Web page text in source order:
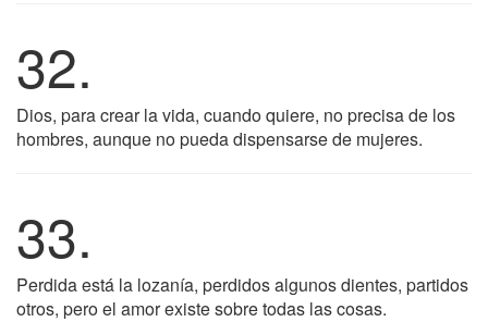
32.
Dios, para crear la vida, cuando quiere, no precisa de los
hombres, aunque no pueda dispensarse de mujeres.
33.
Perdida está la lozanía, perdidos algunos dientes, partidos
otros, pero el amor existe sobre todas las cosas.